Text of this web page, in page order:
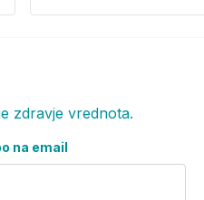
do 25 °C.
(FAQ):
Bebicol s
zdravje vrednota.
na email